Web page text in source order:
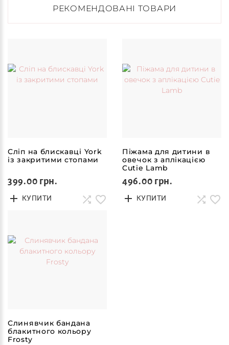
РЕКОМЕНДОВАНІ ТОВАРИ
Сліп на блискавці York
із закритими стопами
399.00 грн.
КУПИТИ
Піжама для дитини в
овечок з аплікацією
Cutie Lamb
496.00 грн.
КУПИТИ
Слинявчик бандана
блакитного кольору
Frosty